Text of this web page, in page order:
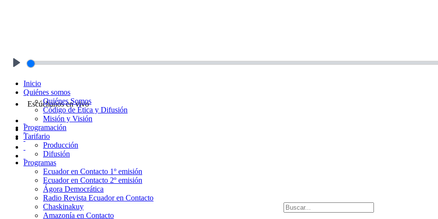
Escúchanos en vivo
Inicio
Quiénes somos
Quiénes Somos
Código de Ética y Difusión
Misión y Visión
Programación
Tarifario
Producción
Difusión
Programas
Ecuador en Contacto 1º emisión
Ecuador en Contacto 2º emisión
Ágora Democrática
Radio Revista Ecuador en Contacto
Chaskinakuy
Amazonía en Contacto